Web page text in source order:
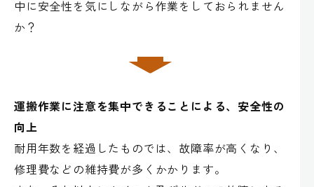
中に安全性を気にしながら作業をしておられません
か？
運搬作業に注意を集中できることによる、安全性の
向上
耐用年数を経過したものでは、故障率が高くなり、
修理費などの維持費が多くかかります。